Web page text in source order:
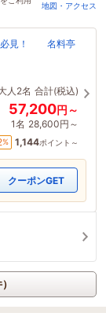
地図・アクセス
様必見！ 名料亭
人2名 合計(税込)
57,200円～
1名 28,600円～
% 1,144ポイント～
クーポンGET